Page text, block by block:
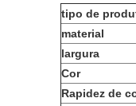
tipo de
material
largura
Cor
Rapidez de